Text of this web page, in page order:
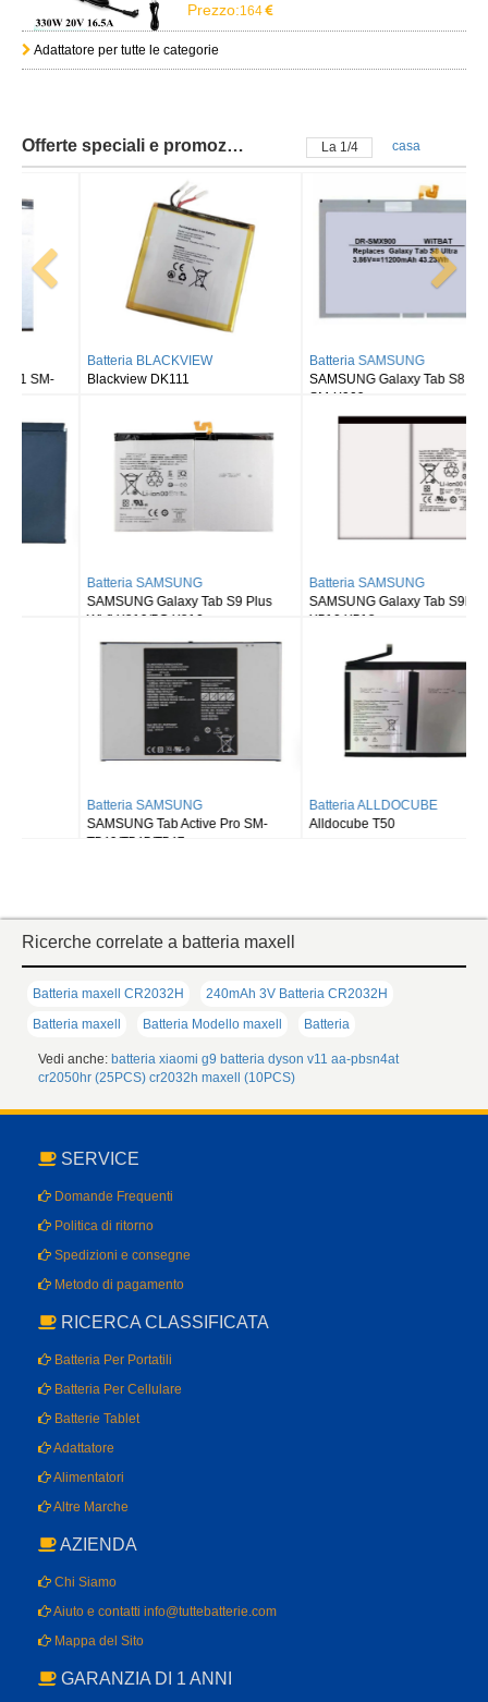
Prezzo:164
Adattatore per tutte le categorie
Offerte speciali e promozioni La 2/4 casa
Batteria BLACKVIEW
Blackview DK111
Batteria SAMSUNG
SAMSUNG Galaxy Tab S8 Ultra
Batteria SAMSUNG
SAMSUNG Galaxy Tab S9 Plus
Wi-fi X810/5G X816
Batteria SAMSUNG
SAMSUNG Galaxy Tab S9FE X510
X516 X518
Batteria SAMSUNG
SAMSUNG Tab Active Pro SM-
T540/T545/T547
Batteria ALLDOCUBE
Alldocube T50
Ricerche correlate a batteria maxell
Batteria maxell CR2032H
240mAh 3V Batteria CR2032H
Batteria maxell
Batteria Modello maxell Batteria
Vedi anche: batteria xiaomi g9 batteria dyson v11 aa-pbsn4at
cr2050hr (25PCS) cr2032h maxell (10PCS)
SERVICE
Domande Frequenti
Politica di ritorno
Spedizioni e consegne
Metodo di pagamento
RICERCA CLASSIFICATA
Batteria Per Portatili
Batteria Per Cellulare
Batterie Tablet
Adattatore
Alimentatori
Altre Marche
AZIENDA
Chi Siamo
Aiuto e contatti info@tuttebatterie.com
Mappa del Sito
GARANZIA DI 1 ANNI